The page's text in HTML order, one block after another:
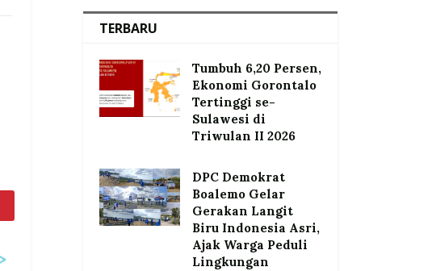
TERBARU
Tumbuh 6,20 Persen,
Ekonomi Gorontalo
Tertinggi se-
Sulawesi di
Triwulan II 2026
DPC Demokrat
Boalemo Gelar
Gerakan Langit
Biru Indonesia Asri,
Ajak Warga Peduli
Lingkungan